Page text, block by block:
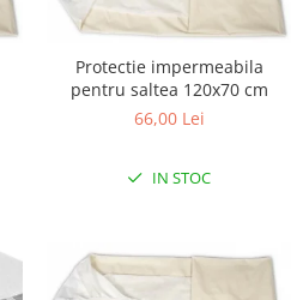
Protectie impermeabila
pentru saltea 120x70 cm
66,00 Lei
IN STOC